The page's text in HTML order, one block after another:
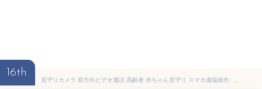
16th
見守りカメラ 双方向ビデオ通話 高齢者 赤ちゃん見守り スマホ遠隔操作: 動体検知 自動追尾 屋内用 Wi-Fiカメラ PSE取得 技適認証済み